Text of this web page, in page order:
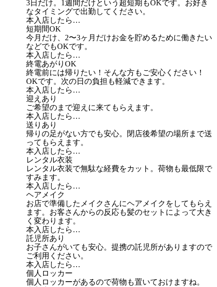
3日だけ。1週間だけという超短期もOKです。お好き
なタイミングで出勤してください。
本入店したら…
短期間OK
今月だけ、2〜3ヶ月だけお金を貯めるために働きたい
などでもOKです。
本入店したら…
終電あがりOK
終電前には帰りたい！そんな方もご安心ください！
OKです。次の日の負担も軽減できます。
本入店したら…
迎えあり
ご希望のまで迎えに来てもらえます。
本入店したら…
送りあり
帰りの足がない方でも安心。閉店後希望の場所まで送
ってもらえます。
本入店したら…
レンタル衣装
レンタル衣装で無駄な経費をカット。荷物も最低限で
すみます。
本入店したら…
ヘアメイク
お店で準備したメイクさんにヘアメイクをしてもらえ
ます。お客さんからの反応も髪のセットによって大き
く変わります。
本入店したら…
託児所あり
お子さんがいても安心。提携の託児所がありますので
ご利用ください。
本入店したら…
個人ロッカー
個人ロッカーがあるので荷物も置いておけますね。